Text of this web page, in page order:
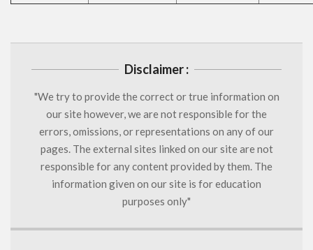
Disclaimer :
"We try to provide the correct or true information on
our site however, we are not responsible for the
errors, omissions, or representations on any of our
pages. The external sites linked on our site are not
responsible for any content provided by them. The
information given on our site is for education
purposes only"